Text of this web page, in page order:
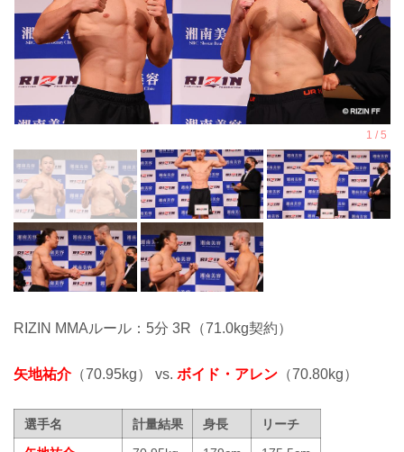
RIZIN MMAルール：5分 3R（71.0kg契約）
矢地祐介（70.95kg） vs. ボイド・アレン （70.80kg）
選手名 計量結果 身長
リーチ